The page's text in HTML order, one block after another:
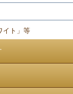
イト」等